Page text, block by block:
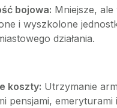
bojowa: Mniejsze, ale
i wyszkolone
działania.
koszty: Utrzymanie
pensjami,